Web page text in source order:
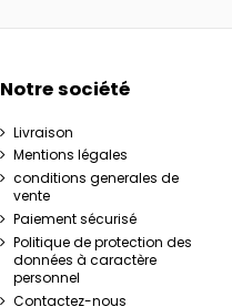
Notre société
Livraison
Mentions légales
conditions generales de
vente
Paiement sécurisé
Politique de protection des
données à caractère
personnel
Contactez-nous